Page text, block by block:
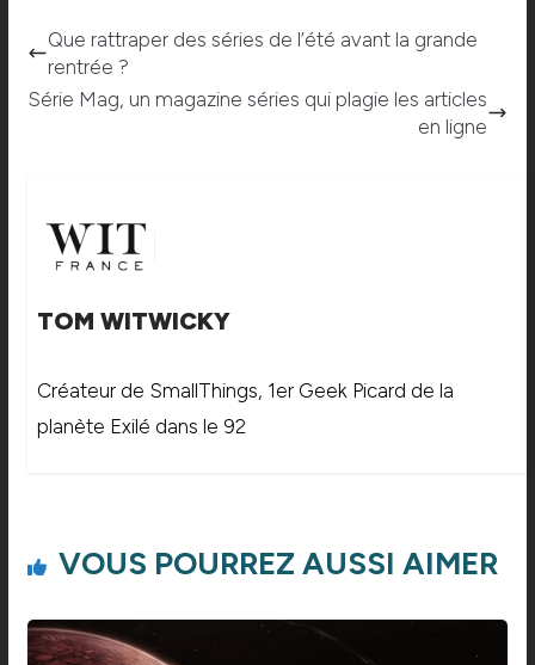
Que rattraper des séries de l’été avant la grande
rentrée ?
Série Mag, un magazine séries qui plagie les articles
en ligne
TOM WITWICKY
Créateur de SmallThings, 1er Geek Picard de la
planète Exilé dans le 92
VOUS POURREZ AUSSI AIMER